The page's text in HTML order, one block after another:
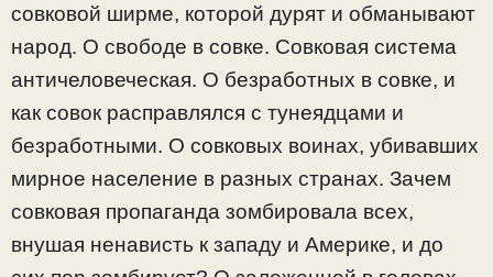
совковой ширме, которой дурят и обманывают
народ. О свободе в совке. Совковая система
античеловеческая. О безработных в совке, и
как совок расправлялся с тунеядцами и
безработными. О совковых воинах, убивавших
мирное население в разных странах. Зачем
совковая пропаганда зомбировала всех,
внушая ненависть к западу и Америке, и до